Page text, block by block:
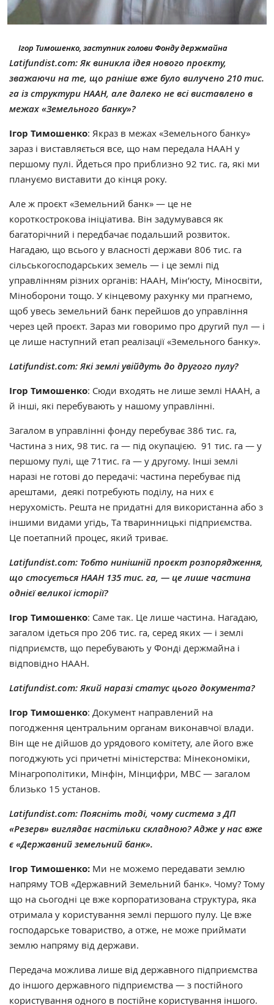
Ігор Тимошенко, заступник голови Фонду держмайна
Latifundist.com: Як виникла ідея нового проєкту,
зважаючи на те, що раніше вже було вилучено 210 тис.
га із структури НААН, але далеко не всі виставлено в
межах «Земельного банку»?
Ігор Тимошенко: Якраз в межах «Земельного банку»
зараз і виставляється все, що нам передала НААН у
першому пулі. Йдеться про приблизно 92 тис. га, які ми
плануємо виставити до кінця року.
Але ж проєкт «Земельний банк» — це не
короткострокова ініціатива. Він задумувався як
багаторічний і передбачає подальший розвиток.
Нагадаю, що всього у власності держави 806 тис. га
сільськогосподарських земель — і це землі під
управлінням різних органів: НААН, Мін’юсту, Міносвіти,
Міноборони тощо. У кінцевому рахунку ми прагнемо,
щоб увесь земельний банк перейшов до управління
через цей проєкт. Зараз ми говоримо про другий пул — і
це лише наступний етап реалізації «Земельного банку».
Latifundist.com: Які землі увійдуть до другого пулу?
Ігор Тимошенко: Сюди входять не лише землі НААН, а
й інші, які перебувають у нашому управлінні.
Загалом в управлінні фонду перебуває 386 тис. га,
Частина з них, 98 тис. га — під окупацією. 91 тис. га — у
першому пулі, ще 71тис. га — у другому. Інші землі
наразі не готові до передачі: частина перебуває під
арештами, деякі потребують поділу, на них є
нерухомість. Решта не придатні для використанна або з
іншими видами угідь, Та тваринницькі підприємства.
Це поетапний процес, який триває.
Latifundist.com: Тобто нинішній проєкт розпорядження,
що стосується НААН 135 тис. га, — це лише частина
однієї великої історії?
Ігор Тимошенко: Саме так. Це лише частина. Нагадаю,
загалом ідеться про 206 тис. га, серед яких — і землі
підприємств, що перебувають у Фонді держмайна і
відповідно НААН.
Latifundist.com: Який наразі статус цього документа?
Ігор Тимошенко: Документ направлений на
погодження центральним органам виконавчої влади.
Він ще не дійшов до урядового комітету, але його вже
погоджують усі причетні міністерства: Мінекономіки,
Мінагрополітики, Мінфін, Мінцифри, МВС — загалом
близько 15 установ.
Latifundist.com: Поясніть тоді, чому система з ДП
«Резерв» виглядає настільки складною? Адже у нас вже
є «Державний земельний банк».
Ігор Тимошенко: Ми не можемо передавати землю
напряму ТОВ «Державний Земельний банк». Чому? Тому
що на сьогодні це вже корпоратизована структура, яка
отримала у користування землі першого пулу. Це вже
господарське товариство, а отже, не може приймати
землю напряму від держави.
Передача можлива лише від державного підприємства
до іншого державного підприємства — з постійного
користування одного в постійне користування іншого.